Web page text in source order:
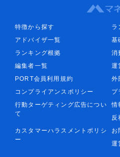
特徴から探す
ラ
アドバイザ一覧
基
ランキング根拠
消
編集者一覧
運
PORT会員利用規約
外
コンプライアンスポリシー
プ
行動ターゲティング広告につい
て
情
反
カスタマーハラスメントポリシ
ー
お
運